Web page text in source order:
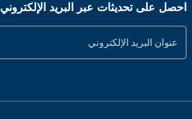
احصل على تحديثات عبر البريد الإلكتروني